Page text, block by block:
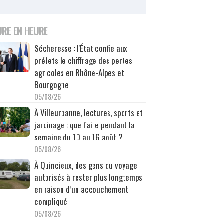
EN HEURE
Sécheresse : l'État confie aux
préfets le chiffrage des pertes
agricoles en Rhône-Alpes et
Bourgogne
05/08/26
À Villeurbanne, lectures, sports et
jardinage : que faire pendant la
semaine du 10 au 16 août ?
05/08/26
À Quincieux, des gens du voyage
autorisés à rester plus longtemps
en raison d’un accouchement
compliqué
05/08/26